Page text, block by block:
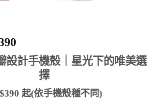
。
前
價
格：
NT$390。
設計手機殼｜星光下的唯美選
擇
起(依手機殼種不同)